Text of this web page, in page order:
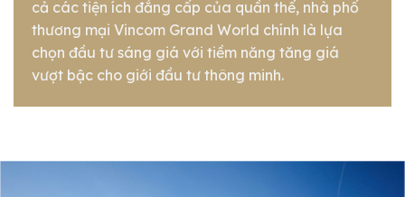
cả các tiện ích đẳng cấp của quần thể, nhà phố
thương mại Vincom Grand World chính là lựa
chọn đầu tư sáng giá với tiềm năng tăng giá
vượt bậc cho giới đầu tư thông minh.